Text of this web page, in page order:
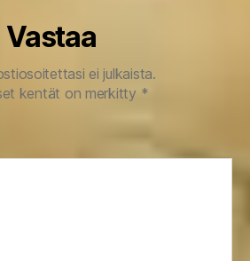
Vastaa
ei julkaista.
kentät on merkitty *